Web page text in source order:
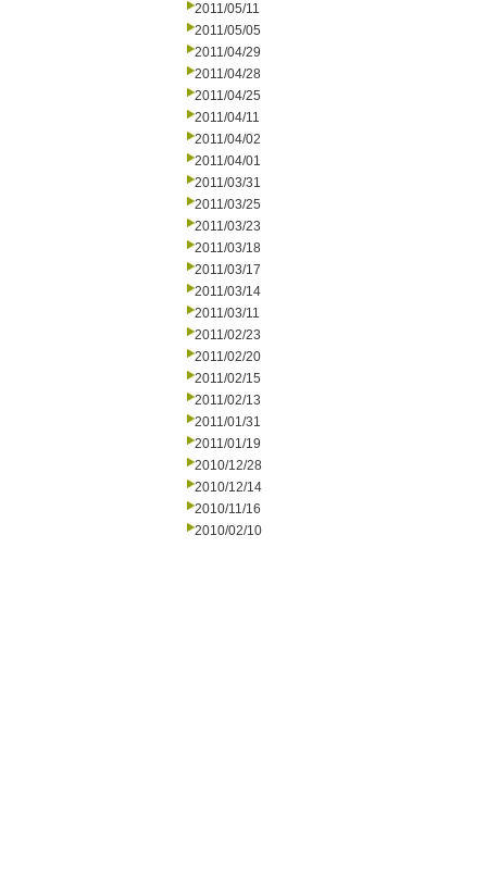
2011/05/11
2011/05/05
2011/04/29
2011/04/28
2011/04/25
2011/04/11
2011/04/02
2011/04/01
2011/03/31
2011/03/25
2011/03/23
2011/03/18
2011/03/17
2011/03/14
2011/03/11
2011/02/23
2011/02/20
2011/02/15
2011/02/13
2011/01/31
2011/01/19
2010/12/28
2010/12/14
2010/11/16
2010/02/10